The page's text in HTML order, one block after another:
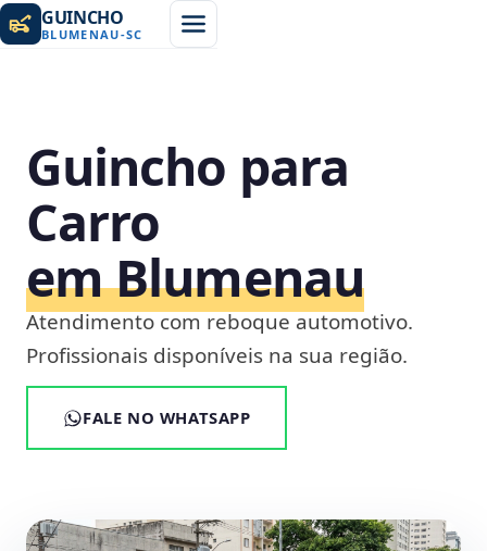
GUINCHO
BLUMENAU-SC
Guincho para
Carro
em Blumenau
Atendimento com reboque automotivo.
Profissionais disponíveis na sua região.
FALE NO WHATSAPP